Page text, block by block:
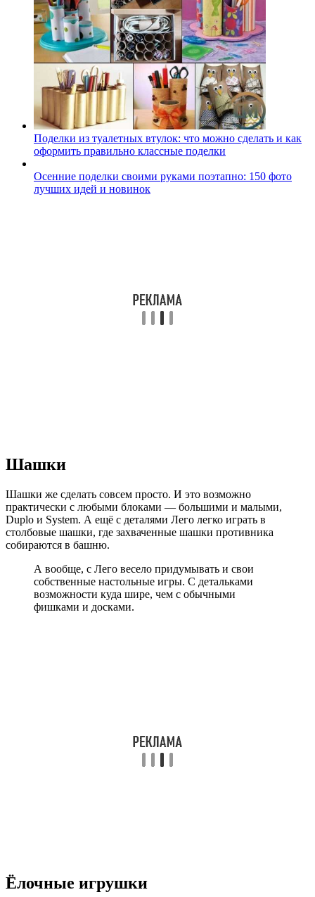
Поделки из туалетных втулок: что можно сделать и как
оформить правильно классные поделки
Осенние поделки своими руками поэтапно: 150 фото
лучших идей и новинок
Шашки
Шашки же сделать совсем просто. И это возможно
практически с любыми блоками — большими и малыми,
Duplo и System. А ещё с деталями Лего легко играть в
столбовые шашки, где захваченные шашки противника
собираются в башню.
А вообще, с Лего весело придумывать и свои
собственные настольные игры. С детальками
возможности куда шире, чем с обычными
фишками и досками.
Ёлочные игрушки